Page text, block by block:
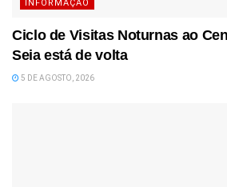
INFORMAÇÃO
Ciclo de Visitas Noturnas ao
Seia está de volta
5 DE AGOSTO, 2026